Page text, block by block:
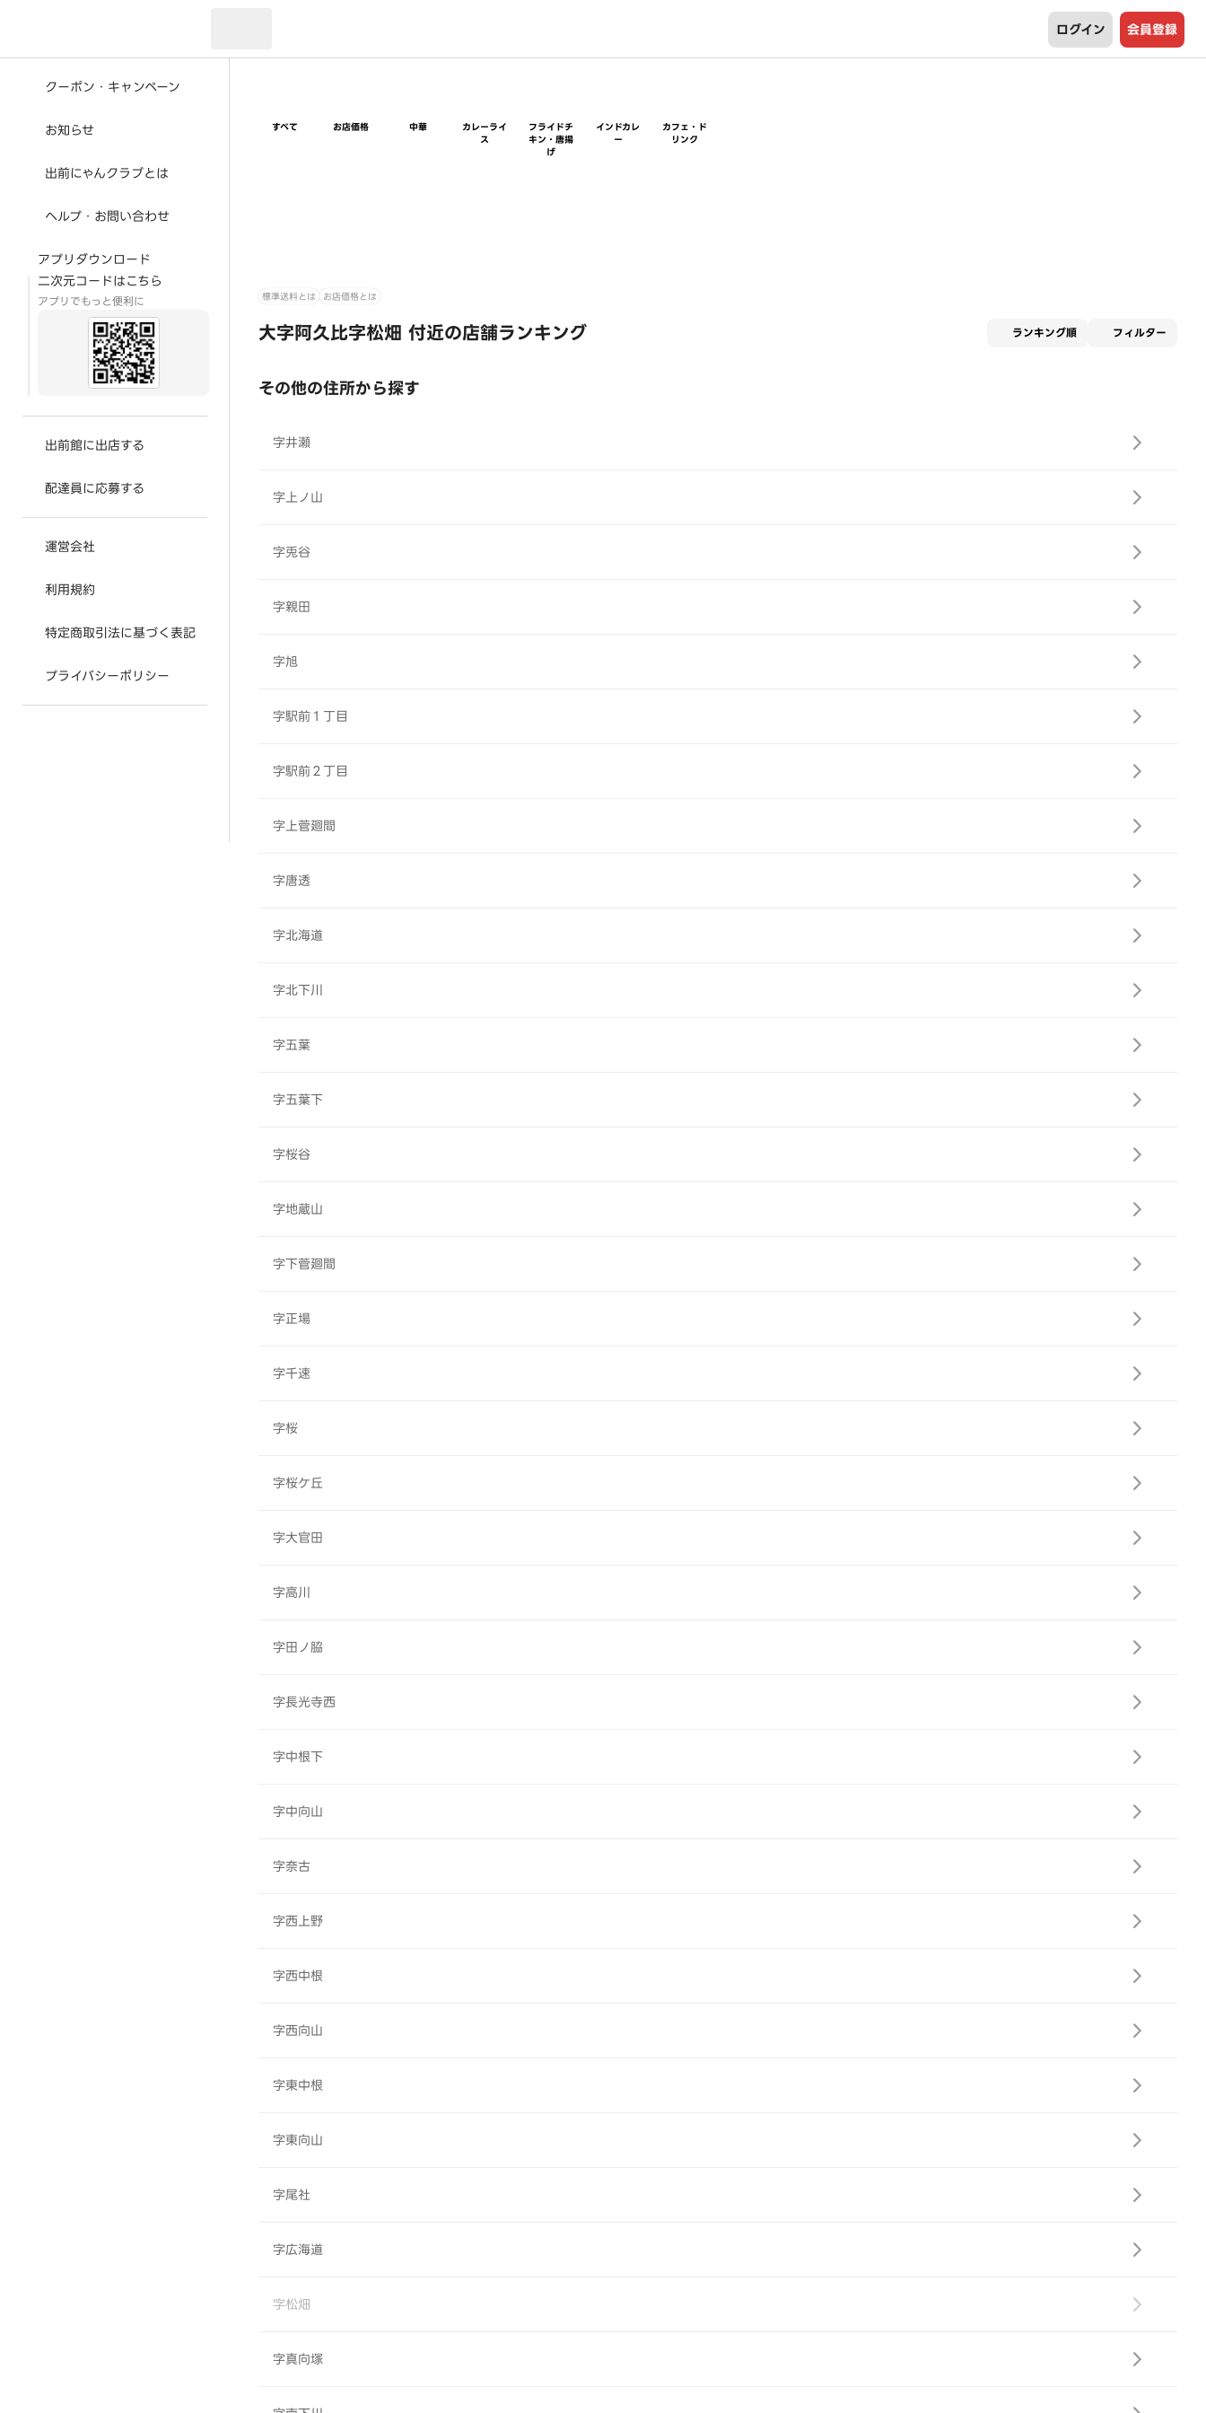
ログイン 会員登録
クーポン・キャンペーン
お知らせ
出前にゃんクラブとは
ヘルプ・お問い合わせ
アプリダウンロード
二次元コードはこちら
アプリでもっと便利に
出前館に出店する
配達員に応募する
運営会社
利用規約
特定商取引法に基づく表記
プライバシーポリシー
すべて お店価格 中華
カレーライ
ス
フライドチ
キン・唐揚
げ
インドカレ
ー
カフェ・ド
リンク
標準送料とは お店価格とは
大字阿久比字松畑 付近の店舗ランキング ランキング順 フィルター
その他の住所から探す
字井瀬
字上ノ山
字兎谷
字親田
字旭
字駅前１丁目
字駅前２丁目
字上菅廻間
字唐透
字北海道
字北下川
字五葉
字五葉下
字桜谷
字地蔵山
字下菅廻間
字正場
字千速
字桜
字桜ケ丘
字大官田
字高川
字田ノ脇
字長光寺西
字中根下
字中向山
字奈古
字西上野
字西中根
字西向山
字東中根
字東向山
字尾社
字広海道
字松畑
字真向塚